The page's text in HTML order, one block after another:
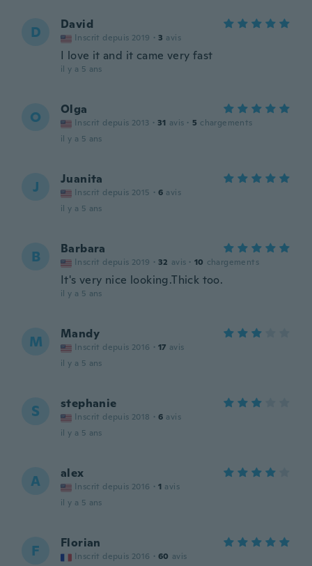
D David
Inscrit depuis 2019 · 3 avis
I love it and it came very fast
il y a 5 ans
O Olga
Inscrit depuis 2013 · 31 avis · 5 chargements
il y a 5 ans
J Juanita
Inscrit depuis 2015 · 6 avis
il y a 5 ans
B Barbara
Inscrit depuis 2019 · 32 avis · 10 chargements
It's very nice looking.Thick too.
il y a 5 ans
M Mandy
Inscrit depuis 2016 · 17 avis
il y a 5 ans
S stephanie
Inscrit depuis 2018 · 6 avis
il y a 5 ans
A alex
Inscrit depuis 2016 · 1 avis
il y a 5 ans
F Florian
Inscrit depuis 2016 · 60 avis